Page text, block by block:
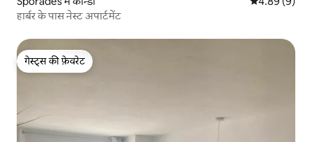
हार्बर के पास नेस्ट अपार्टमेंट
गेस्ट्स की फ़ेवरेट
गेस्ट्स की फ़ेवरेट